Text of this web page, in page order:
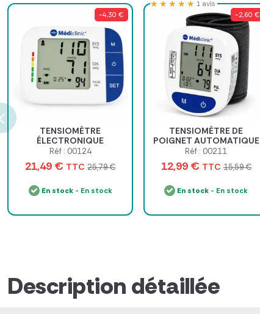
-4,30 €
TENSIOMÈTRE
ÉLECTRONIQUE
AUTOMATIQUE AU BRAS
MEDITENSIO BPM-55
Réf : 00124
21,49 € TTC 25,79 €
En stock- En stock
-2,60 €
TENSIOMÈTRE DE
POIGNET AUTOMATIQUE
MEDITENSIO PGW26
MEDICLINIC
Réf : 00211
★★★★★
★★★★★ 1 avis
12,99 € TTC 15,59 €
En stock - En stock
Description détaillée